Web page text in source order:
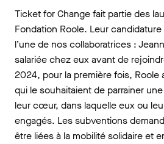
Ticket for Change fait partie des
Fondation Roole. Leur
l’une de nos collaboratrices :
salariée chez eux avant de
2024, pour la première fois, Roole
qui le souhaitaient de parrainer
leur cœur, dans laquelle eux ou
engagés. Les subventions
être liées à la mobilité solidaire et